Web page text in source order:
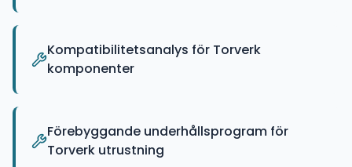
Kompatibilitetsanalys för Torverk
komponenter
Förebyggande underhållsprogram för
Torverk utrustning